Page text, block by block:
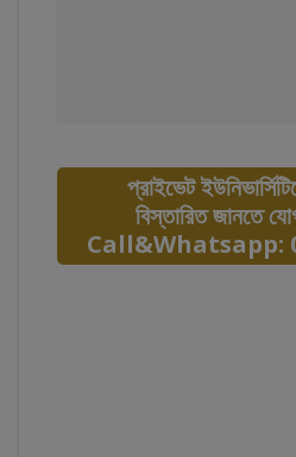
প্রাইভেট
বিস্তারিত জানতে
Call&Whatsapp: